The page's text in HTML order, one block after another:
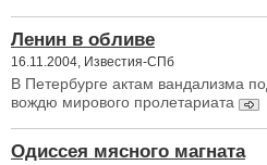
Ленин в обливе
16.11.2004, Известия-СПб
В Петербурге актам вандализма
вождю мирового пролетариата
Одиссея мясного магната